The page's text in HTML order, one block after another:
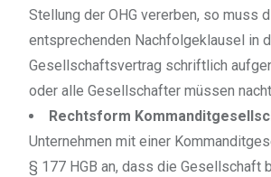
Stellung der OHG vererben, so muss
entsprechenden Nachfolgeklausel in
Gesellschaftsvertrag schriftlich
oder alle Gesellschafter müssen
Rechtsform
Unternehmen mit einer
§ 177 HGB an, dass die Gesellschaft